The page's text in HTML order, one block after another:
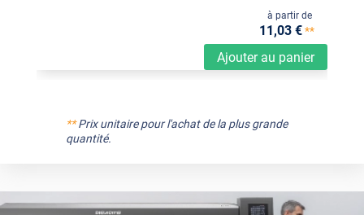
Ajouter au panier
à partir de
11 ,03 €**
**Prix unitaire pour l'achat de la plus grande
quantité.